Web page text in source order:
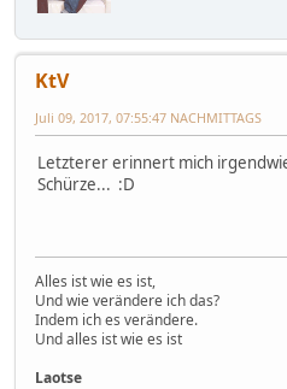
KtV
Juli 09, 2017, 07:55:47 NACHMITTAGS
Letzterer erinnert mich
Schürze... :D
Alles ist wie es ist,
Und wie verändere ich das?
Indem ich es verändere.
Und alles ist wie es ist
Laotse